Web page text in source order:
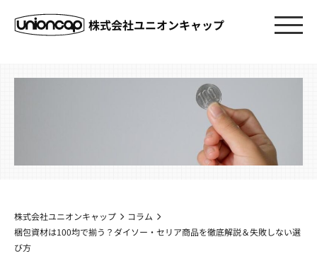
株式会社ユニオンキャップ
株式会社ユニオンキャップ
コラム
梱包資材は100均で揃う？ダイソー・セリア商品を徹底解説＆失敗しない選
び方